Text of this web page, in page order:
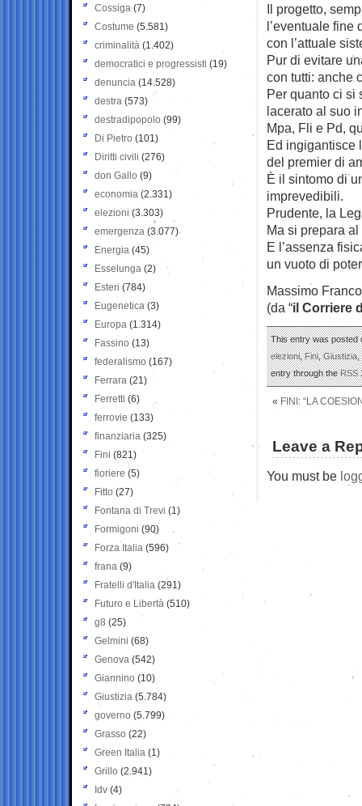
Il progetto,
l’eventuale fine
con l’attuale
Pur di evitare
con tutti: anche
Per quanto ci si
lacerato al suo
Mpa, Fli e Pd,
Ed ingigantisce
del premier di
È il sintomo di
imprevedibili.
Prudente, la
Ma si prepara
E l’assenza
un vuoto di
Massimo Franco
(da “il Corriere
This entry was posted
elezioni,Fini,Giustizia,
entry through theRSS
« FINI: “LA
Leave a
You must be
Cossiga (7)
Costume (5.581)
criminalità (1.402)
democratici e progressisti (19)
denuncia (14.528)
destra (573)
destradipopolo (99)
Di Pietro (101)
Diritti civili (276)
don Gallo (9)
economia (2.331)
elezioni (3.303)
emergenza (3.077)
Energia (45)
Esselunga (2)
Esteri (784)
Eugenetica (3)
Europa (1.314)
Fassino (13)
federalismo (167)
Ferrara (21)
Ferretti (6)
ferrovie (133)
finanziaria (325)
Fini (821)
fioriere (5)
Fitto (27)
Fontana di Trevi (1)
Formigoni (90)
Forza Italia (596)
frana (9)
Fratelli d'Italia (291)
Futuro e Libertà (510)
g8 (25)
Gelmini (68)
Genova (542)
Giannino (10)
Giustizia (5.784)
governo (5.799)
Grasso (22)
Green Italia (1)
Grillo (2.941)
Idv (4)